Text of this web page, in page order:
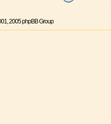
2005 phpBB Group